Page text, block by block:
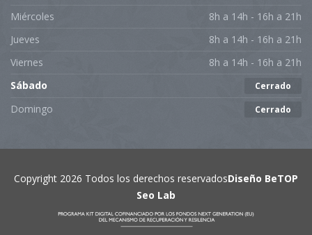
Miércoles
8h a 14h - 16h a 21h
Jueves
8h a 14h - 16h a 21h
Viernes
8h a 14h - 16h a 21h
Sábado
Cerrado
Domingo Cerrado
Copyright 2026 Todos los derechos reservadosDiseño BeTOP
Seo Lab